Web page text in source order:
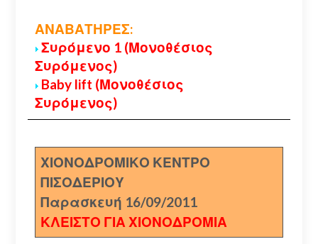
ΑΝΑΒΑΤΗΡΕΣ:
Συρόμενο 1 (Μονοθέσιος
Συρόμενος)
Baby lift (Μονοθέσιος
Συρόμενος)
ΧΙΟΝΟΔΡΟΜΙΚΟ ΚΕΝΤΡΟ
ΠΙΣΟΔΕΡΙΟΥ
Παρασκευή 16/09/2011
ΚΛΕΙΣΤΟ ΓΙΑ ΧΙΟΝΟΔΡΟΜΙΑ